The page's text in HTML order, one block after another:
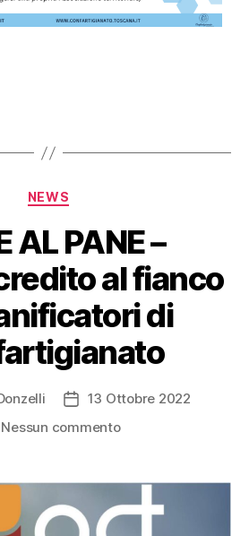
NEWS
AL PANE –
al fianco
di
13 Ottobre 2022
Nessun commento